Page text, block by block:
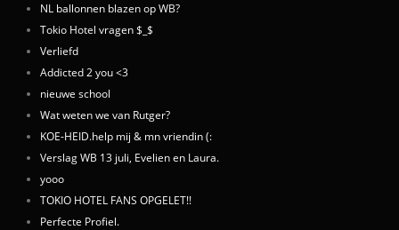
NL ballonnen blazen op WB?
Tokio Hotel vragen $_$
Verliefd
Addicted 2 you <3
nieuwe school
Wat weten we van Rutger?
KOE-HEID.help mij & mn vriendin (:
Verslag WB 13 juli, Evelien en Laura.
yooo
TOKIO HOTEL FANS OPGELET!!
Perfecte Profiel.